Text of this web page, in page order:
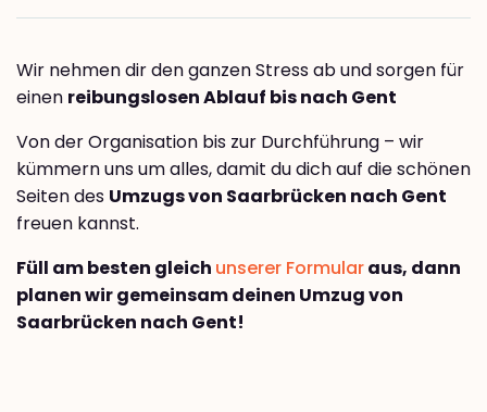
Wir nehmen dir den ganzen Stress ab und sorgen für
einen reibungslosen Ablauf bis nach Gent
Von der Organisation bis zur Durchführung – wir
kümmern uns um alles, damit du dich auf die schönen
Seiten des Umzugs von Saarbrücken nach Gent
freuen kannst.
Füll am besten gleich unserer Formularaus, dann
planen wir gemeinsam deinen Umzug von
Saarbrücken nach Gent!